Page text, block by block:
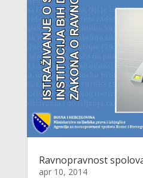
Ravnopravnost
apr 10, 2014